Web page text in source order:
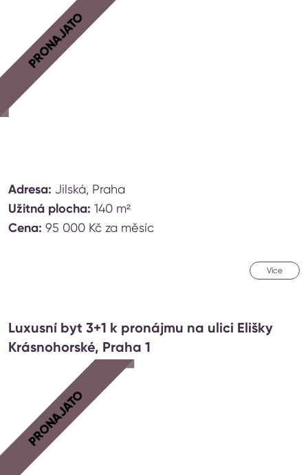
PRONAJATO
Adresa: Jilská, Praha
Užitná plocha: 140 m²
Cena: 95 000 Kč za měsíc
Více
Luxusní byt 3+1 k pronájmu na ulici Elišky
Krásnohorské, Praha 1
PRONAJATO